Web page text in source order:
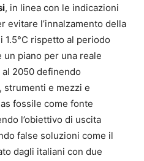
, in linea con le indicazioni
evitare l’innalzamento della
rispetto al periodo
piano per una reale
2050 definendo
strumenti e mezzi e
fossile come fonte
l’obiettivo di uscita
false soluzioni come il
dagli italiani con due